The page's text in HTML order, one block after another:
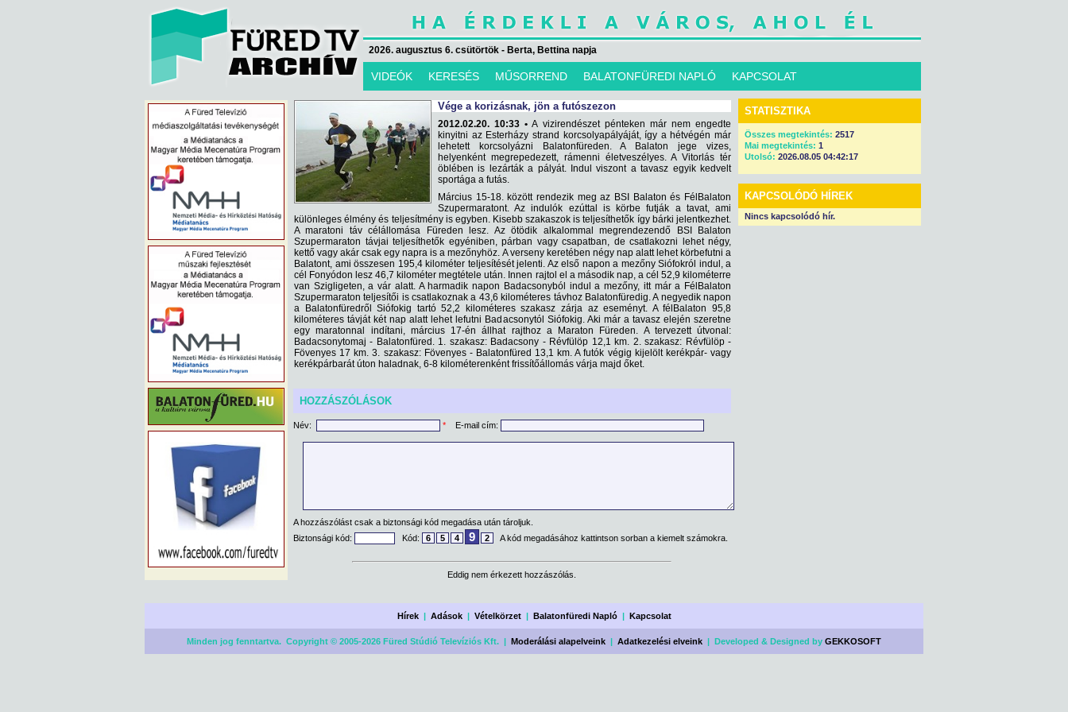
2026. augusztus 6. csütörtök - Berta, Bettina napja
VIDEÓK KERESÉS MŰSORREND BALATONFÜREDI NAPLÓ KAPCSOLAT
Vége a korizásnak, jön a futószezon
2012.02.20. 10:33 • A vizirendészet pénteken már nem engedte
kinyitni az Esterházy strand korcsolyapályáját, így a hétvégén már
lehetett korcsolyázni Balatonfüreden. A Balaton jege vizes,
helyenként megrepedezett, rámenni életveszélyes. A Vitorlás tér
öblében is lezárták a pályát. Indul viszont a tavasz egyik kedvelt
sportága a futás.
Március 15-18. között rendezik meg az BSI Balaton és FélBalaton
Szupermaratont. Az indulók ezúttal is körbe futják a tavat, ami
különleges élmény és teljesítmény is egyben. Kisebb szakaszok is teljesíthetők így bárki jelentkezhet.
A maratoni táv célállomása Füreden lesz. Az ötödik alkalommal megrendezendő BSI Balaton
Szupermaraton távjai teljesíthetők egyéniben, párban vagy csapatban, de csatlakozni lehet négy,
kettő vagy akár csak egy napra is a mezőnyhöz. A verseny keretében négy nap alatt lehet körbefutni a
Balatont, ami összesen 195,4 kilométer teljesítését jelenti. Az első napon a mezőny Siófokról indul, a
cél Fonyódon lesz 46,7 kilométer megtétele után. Innen rajtol el a második nap, a cél 52,9 kilométerre
van Szigligeten, a vár alatt. A harmadik napon Badacsonyból indul a mezőny, itt már a FélBalaton
Szupermaraton teljesítői is csatlakoznak a 43,6 kilométeres távhoz Balatonfüredig. A negyedik napon
a Balatonfüredről Siófokig tartó 52,2 kilométeres szakasz zárja az eseményt. A félBalaton 95,8
kilométeres távját két nap alatt lehet lefutni Badacsonytól Siófokig. Aki már a tavasz elején szeretne
egy maratonnal indítani, március 17-én állhat rajthoz a Maraton Füreden. A tervezett útvonal:
Badacsonytomaj - Balatonfüred. 1. szakasz: Badacsony - Révfülöp 12,1 km. 2. szakasz: Révfülöp -
Fövenyes 17 km. 3. szakasz: Fövenyes - Balatonfüred 13,1 km. A futók végig kijelölt kerékpár- vagy
kerékpárbarát úton haladnak, 6-8 kilométerenként frissítőállomás várja majd őket.
HOZZÁSZÓLÁSOK
Név: * E-mail cím:
A hozzászólást csak a biztonsági kód megadása után tároljuk.
Biztonsági kód:
Kód: 6 5 4 9 2 A kód megadásához kattintson sorban a kiemelt számokra.
Eddig nem érkezett hozzászólás.
STATISZTIKA
Összes megtekintés: 2517
Mai megtekintés: 1
Utolsó: 2026.08.05 04:42:17
KAPCSOLÓDÓ HÍREK
Nincs kapcsolódó hír.
Hírek| Adások| Vételkörzet| Balatonfüredi Napló| Kapcsolat
Minden jog fenntartva. Copyright © 2005-2026 Füred Stúdió Televíziós Kft. | Moderálási alapelveink | Adatkezelési elveink | Developed & Designed by GEKKOSOFT